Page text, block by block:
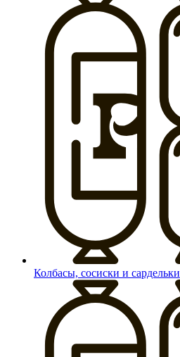
Колбасы, сосиски и сардельки